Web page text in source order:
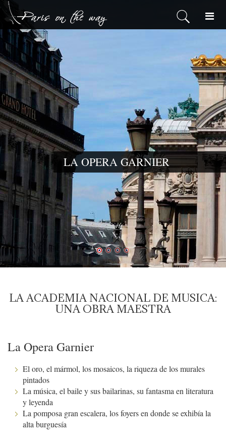
LA OPERA
LA ACADEMIA NACIONAL DE MUSICA:
UNA OBRA MAESTRA
La Opera Garnier
El oro, el mármol, los mosaicos, la riqueza de los murales
pintados
La música, el baile y sus bailarinas, su fantasma en literatura
y leyenda
La pomposa gran escalera, los foyers en donde se exhibía la
alta burguesía